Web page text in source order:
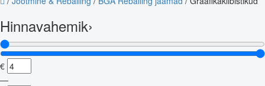
Hinnavahemik›
€
—